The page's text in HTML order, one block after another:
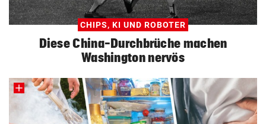
CHIPS, KI UND ROBOTER
Diese China-Durchbrüche machen
Washington nervös